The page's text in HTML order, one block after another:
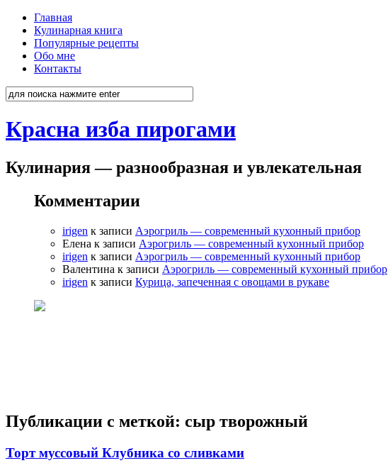
Главная
Кулинарная книга
Популярные рецепты
Обо мне
Контакты
Красна изба пирогами
Кулинария — разнообразная и увлекательная
Комментарии
irigen к записи Аэрогриль — современный кухонный прибор
Елена к записи Аэрогриль — современный кухонный прибор
irigen к записи Аэрогриль — современный кухонный прибор
Валентина к записи Аэрогриль — современный кухонный прибор
irigen к записи Курица, запеченная с овощами в рукаве
Публикации с меткой: сыр творожный
Торт муссовый Клубника со сливками